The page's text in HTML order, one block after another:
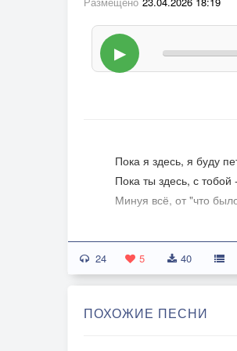
▶
Пока я здесь, я буду
Пока ты здесь, с тобой
Минуя всё, от "что
Мне не хватает одной
Всё дело в том, что -
Одной весны мне не
24 5 40
ПОХОЖИЕ ПЕСНИ